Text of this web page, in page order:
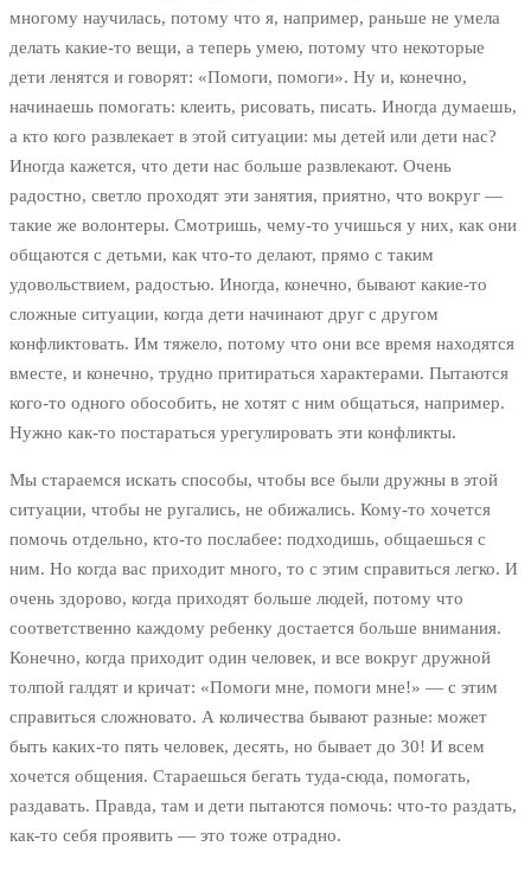
многому научилась, потому что я, например, раньше не умела
делать какие-то вещи, а теперь умею, потому что некоторые
дети ленятся и говорят: «Помоги, помоги». Ну и, конечно,
начинаешь помогать: клеить, рисовать, писать. Иногда думаешь,
а кто кого развлекает в этой ситуации: мы детей или дети нас?
Иногда кажется, что дети нас больше развлекают. Очень
радостно, светло проходят эти занятия, приятно, что вокруг —
такие же волонтеры. Смотришь, чему-то учишься у них, как они
общаются с детьми, как что-то делают, прямо с таким
удовольствием, радостью. Иногда, конечно, бывают какие-то
сложные ситуации, когда дети начинают друг с другом
конфликтовать. Им тяжело, потому что они все время находятся
вместе, и конечно, трудно притираться характерами. Пытаются
кого-то одного обособить, не хотят с ним общаться, например.
Нужно как-то постараться урегулировать эти конфликты.
Мы стараемся искать способы, чтобы все были дружны в этой
ситуации, чтобы не ругались, не обижались. Кому-то хочется
помочь отдельно, кто-то послабее: подходишь, общаешься с
ним. Но когда вас приходит много, то с этим справиться легко. И
очень здорово, когда приходят больше людей, потому что
соответственно каждому ребенку достается больше внимания.
Конечно, когда приходит один человек, и все вокруг дружной
толпой галдят и кричат: «Помоги мне, помоги мне!» — с этим
справиться сложновато. А количества бывают разные: может
быть каких-то пять человек, десять, но бывает до 30! И всем
хочется общения. Стараешься бегать туда-сюда, помогать,
раздавать. Правда, там и дети пытаются помочь: что-то раздать,
как-то себя проявить — это тоже отрадно.